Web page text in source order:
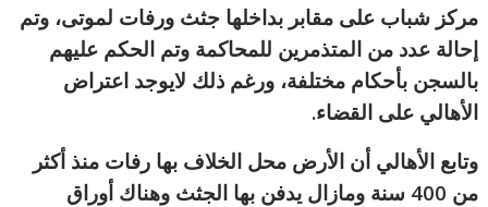
مركز شباب على مقابر بداخلها جثث ورفات لموتى، وتم
إحالة عدد من المتذمرين للمحاكمة وتم الحكم عليهم
بالسجن بأحكام مختلفة، ورغم ذلك لايوجد اعتراض
الأهالي على القضاء.
وتابع الأهالي أن الأرض محل الخلاف بها رفات منذ أكثر
من 400 سنة ومازال يدفن بها الجثث وهناك أوراق